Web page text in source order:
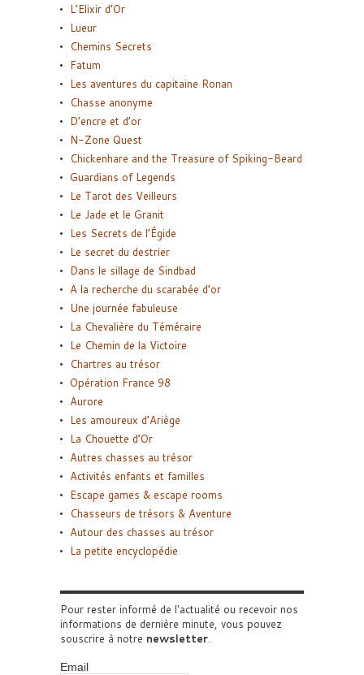
L’Elixir d’Or
Lueur
Chemins Secrets
Fatum
Les aventures du capitaine Ronan
Chasse anonyme
D’encre et d’or
N-Zone Quest
Chickenhare and the Treasure of Spiking-Beard
Guardians of Legends
Le Tarot des Veilleurs
Le Jade et le Granit
Les Secrets de l’Égide
Le secret du destrier
Dans le sillage de Sindbad
A la recherche du scarabée d’or
Une journée fabuleuse
La Chevalière du Téméraire
Le Chemin de la Victoire
Chartres au trésor
Opération France 98
Aurore
Les amoureux d’Ariège
La Chouette d’Or
Autres chasses au trésor
Activités enfants et familles
Escape games & escape rooms
Chasseurs de trésors & Aventure
Autour des chasses au trésor
La petite encyclopédie
Pour rester informé de l'actualité ou recevoir nos
informations de dernière minute, vous pouvez
souscrire à notre newsletter.
Email